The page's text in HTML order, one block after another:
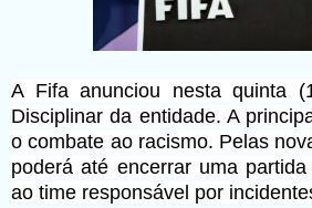
A Fifa anunciou nesta quinta
Disciplinar da entidade. A
o combate ao racismo. Pelas
poderá até encerrar uma
ao time responsável por